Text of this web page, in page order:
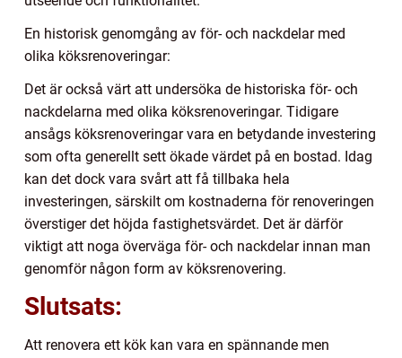
En historisk genomgång av för- och nackdelar med
olika köksrenoveringar:
Det är också värt att undersöka de historiska för- och
nackdelarna med olika köksrenoveringar. Tidigare
ansågs köksrenoveringar vara en betydande investering
som ofta generellt sett ökade värdet på en bostad. Idag
kan det dock vara svårt att få tillbaka hela
investeringen, särskilt om kostnaderna för renoveringen
överstiger det höjda fastighetsvärdet. Det är därför
viktigt att noga överväga för- och nackdelar innan man
genomför någon form av köksrenovering.
Slutsats:
Att renovera ett kök kan vara en spännande men